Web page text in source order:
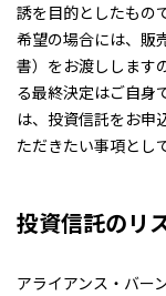
誘を目的としたもの
希望の場合には、販
書）をお渡しします
る最終決定はご自身
は、投資信託をお申
ただきたい事項とし
投資信託のリ
アライアンス・バー